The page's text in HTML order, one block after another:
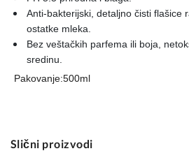
Anti-bakterijski, detaljno čisti flašice
ostatke mleka.
Bez veštačkih parfema ili boja,
sredinu.
Pakovanje:500ml
Slični proizvodi